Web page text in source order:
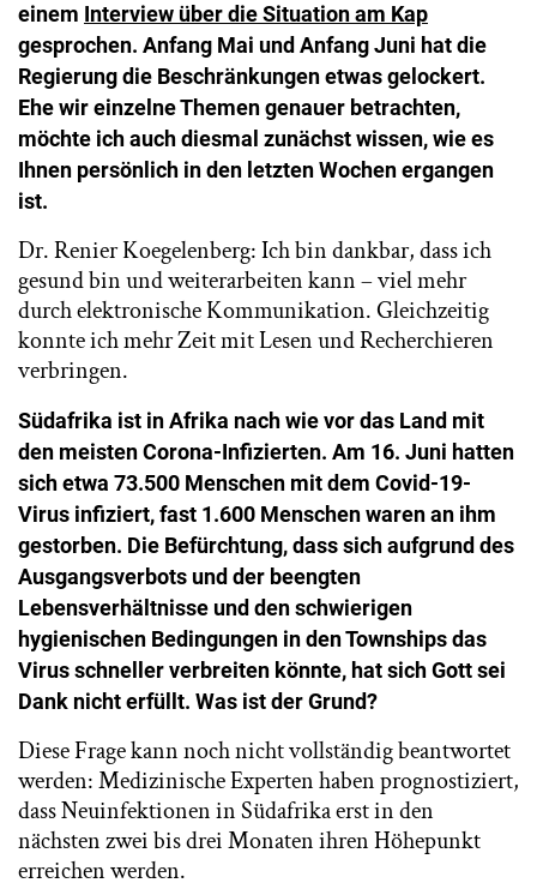
einem Interview über die Situation am Kap
gesprochen. Anfang Mai und Anfang Juni hat die
Regierung die Beschränkungen etwas gelockert.
Ehe wir einzelne Themen genauer betrachten,
möchte ich auch diesmal zunächst wissen, wie es
Ihnen persönlich in den letzten Wochen ergangen
ist.
Dr. Renier Koegelenberg: Ich bin dankbar, dass ich
gesund bin und weiterarbeiten kann – viel mehr
durch elektronische Kommunikation. Gleichzeitig
konnte ich mehr Zeit mit Lesen und Recherchieren
verbringen.
Südafrika ist in Afrika nach wie vor das Land mit
den meisten Corona-Infizierten. Am 16. Juni hatten
sich etwa 73.500 Menschen mit dem Covid-19-
Virus infiziert, fast 1.600 Menschen waren an ihm
gestorben. Die Befürchtung, dass sich aufgrund des
Ausgangsverbots und der beengten
Lebensverhältnisse und den schwierigen
hygienischen Bedingungen in den Townships das
Virus schneller verbreiten könnte, hat sich Gott sei
Dank nicht erfüllt. Was ist der Grund?
Diese Frage kann noch nicht vollständig beantwortet
werden: Medizinische Experten haben prognostiziert,
dass Neuinfektionen in Südafrika erst in den
nächsten zwei bis drei Monaten ihren Höhepunkt
erreichen werden.